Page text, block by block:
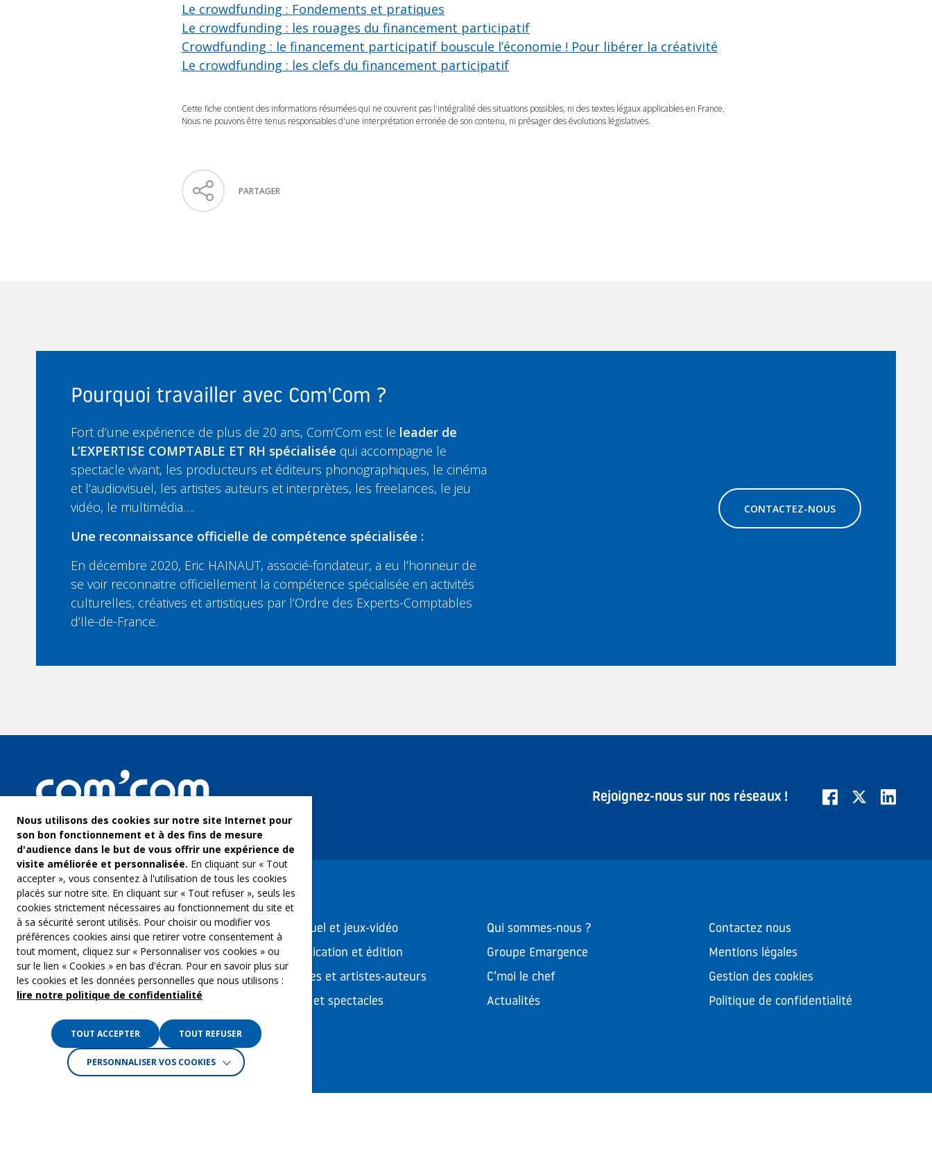
Le crowdfunding : Fondements et pratiques
Le crowdfunding : les rouages du financement participatif
Crowdfunding : le financement participatif bouscule l’économie ! Pour libérer la créativité
Le crowdfunding : les clefs du financement participatif
Cette fiche contient des informations résumées qui ne couvrent pas l'intégralité des situations possibles, ni des textes légaux applicables en France.
Nous ne pouvons être tenus responsables d'une interprétation erronée de son contenu, ni présager des évolutions législatives.
PARTAGER
Pourquoi travailler avec Com'Com ?
Fort d’une expérience de plus de 20 ans, Com’Com est le leader de
L’EXPERTISE COMPTABLE ET RH spécialisée qui accompagne le
spectacle vivant, les producteurs et éditeurs phonographiques, le cinéma
et l’audiovisuel, les artistes auteurs et interprètes, les freelances, le jeu
vidéo, le multimédia….
Une reconnaissance officielle de compétence spécialisée :
En décembre 2020, Eric HAINAUT, associé-fondateur, a eu l’honneur de
se voir reconnaitre officiellement la compétence spécialisée en activités
culturelles, créatives et artistiques par l’Ordre des Experts-Comptables
d’Ile-de-France.
CONTACTEZ-NOUS
Rejoignez-nous sur nos réseaux !
COM’COM
Groupe Emargence
141 avenue de Wagram
75017 Paris
Tél. :01 53 19 00 00
Audiovisuel et jeux-vidéo
Communication et édition
Freelances et artistes-auteurs
Musique et spectacles
Qui sommes-nous ?
Groupe Emargence
C’moi le chef
Actualités
Contactez nous
Mentions légales
Gestion des cookies
Politique de confidentialité
Crédits : La Jungle
Nous utilisons des cookies sur notre site Internet pour
son bon fonctionnement et à des fins de mesure
d'audience dans le but de vous offrir une expérience de
visite améliorée et personnalisée. En cliquant sur « Tout
accepter », vous consentez à l'utilisation de tous les cookies
placés sur notre site. En cliquant sur « Tout refuser », seuls les
cookies strictement nécessaires au fonctionnement du site et
à sa sécurité seront utilisés. Pour choisir ou modifier vos
préférences cookies ainsi que retirer votre consentement à
tout moment, cliquez sur « Personnaliser vos cookies » ou
sur le lien « Cookies » en bas d'écran. Pour en savoir plus sur
les cookies et les données personnelles que nous utilisons :
lire notre politique de confidentialité
TOUT ACCEPTER TOUT REFUSER
PERSONNALISER VOS COOKIES